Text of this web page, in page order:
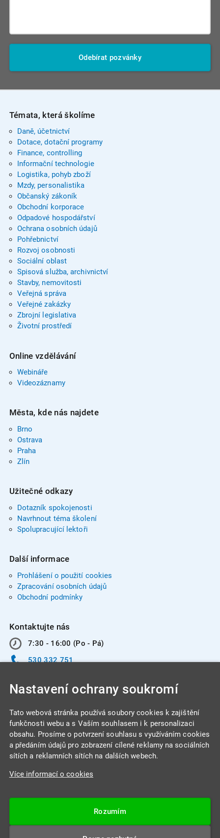
Odebírat pozvánky
Témata, která školíme
Daně, účetnictví
Dotace, dotační programy
Finance, controlling
Informační technologie
Logistika, pohyb zboží
Mzdy, personalistika
Občanský zákoník
Obchodní korporace
Odpadové hospodářství
Ochrana osobních údajů
Pohřebnictví
Rozvoj osobnosti
Sociální oblast
Spisová služba, archivnictví
Stavby, nemovitosti
Veřejná správa
Veřejné zakázky
Zbrojní legislativa
Životní prostředí
Online vzdělávání
Webináře
Videozáznamy
Města, kde nás najdete
Brno
Ostrava
Praha
Zlín
Užitečné odkazy
Dotazník spokojenosti
Navrhnout téma školení
Spolupracující lektoři
Další informace
Prohlášení o použití cookies
Zpracování osobních údajů
Obchodní podmínky
Kontaktujte nás
7:30 - 16:00 (Po - Pá)
530 332 751
INTEGRA CENTRUM s.r.o.
Jabloňová 662/7
Datová schránka: 4beca6d
Nastavení ochrany soukromí
Tato webová stránka používá soubory cookies k zajištění
funkčnosti webu a s Vaším souhlasem i k personalizaci
obsahu. Prosíme o potvrzení souhlasu s využíváním cookies
a předáním údajů pro zobrazení cílené reklamy na sociálních
sítích a reklamních sítích na dalších webech.
Více informací o cookies
Rozumím